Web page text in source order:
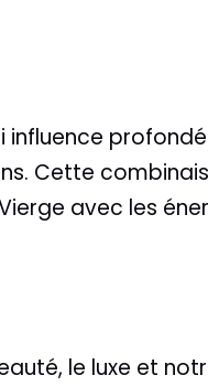
influence
Cette
avec les
le luxe et